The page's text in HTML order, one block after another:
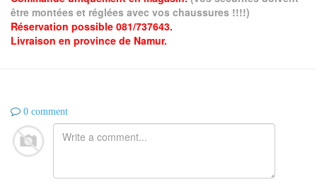
être montées et réglées avec vos chaussures !!!!)
Réservation possible 081/737643.
Livraison en province de Namur.
0 comment